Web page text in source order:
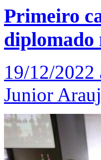
Primeiro
diplomado
19/12/2022
Junior